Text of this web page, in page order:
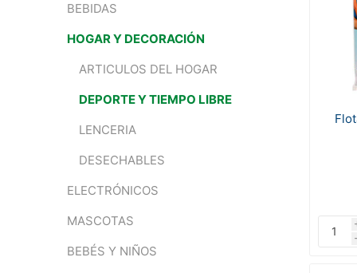
BEBIDAS
HOGAR Y DECORACIÓN
ARTICULOS DEL HOGAR
DEPORTE Y TIEMPO LIBRE
LENCERIA
DESECHABLES
ELECTRÓNICOS
MASCOTAS
BEBÉS Y NIÑOS